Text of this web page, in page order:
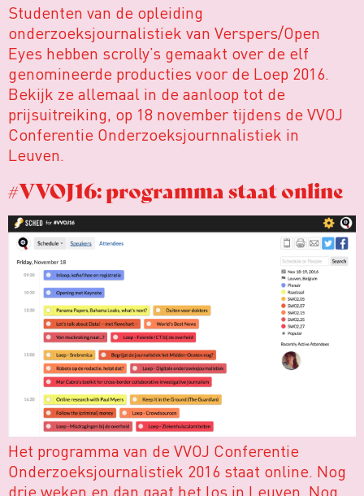
Studenten van de opleiding
onderzoeksjournalistiek van Verspers/Open
Eyes hebben scrolly’s gemaakt over de elf
genomineerde producties voor de Loep 2016.
Bekijk ze allemaal in de aanloop tot de
prijsuitreiking, op 18 november tijdens de VVOJ
Conferentie Onderzoeksjournnalistiek in
Leuven.
#VVOJ16: programma staat online
Het programma van de VVOJ Conferentie
Onderzoeksjournalistiek 2016 staat online. Nog
drie weken en dan gaat het los in Leuven. Nog